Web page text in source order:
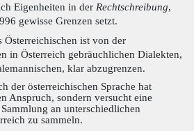
Eigenheiten in der Rechtschreibung,
gewisse Grenzen setzt.
Österreichischen ist von der
in Österreich gebräuchlichen Dialekten,
klar abzugrenzen.
der österreichischen Sprache hat
Anspruch, sondern versucht eine
an unterschiedlichen
zu sammeln.